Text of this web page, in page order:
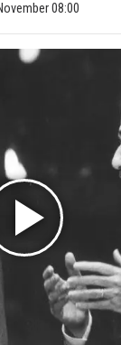
08:00